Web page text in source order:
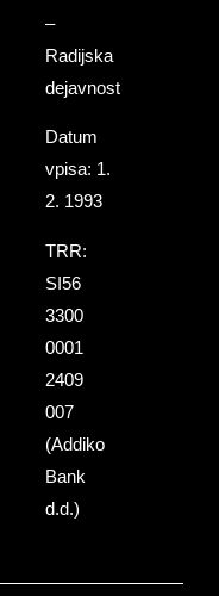
–
Radijska
dejavnost
Datum
vpisa: 1.
2. 1993
TRR:
SI56
3300
0001
2409
007
(Addiko
Bank
d.d.)